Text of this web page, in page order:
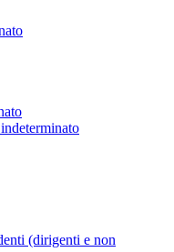
(dirigenti e non